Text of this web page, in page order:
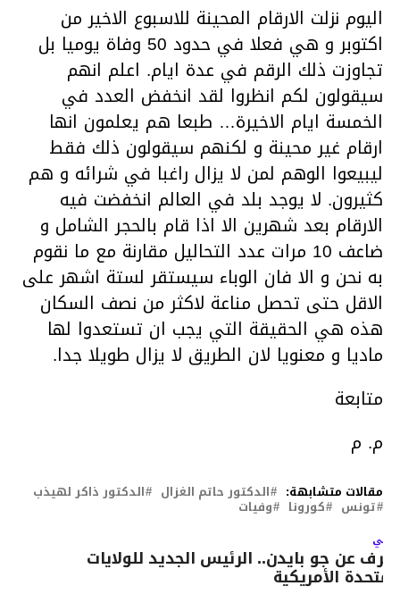
اليوم نزلت الارقام المحينة للاسبوع الاخير من
اكتوبر و هي فعلا في حدود 50 وفاة يوميا بل
تجاوزت ذلك الرقم في عدة ايام. اعلم انهم
سيقولون لكم انظروا لقد انخفض العدد في
الخمسة ايام الاخيرة… طبعا هم يعلمون انها
ارقام غير محينة و لكنهم سيقولون ذلك فقط
ليبيعوا الوهم لمن لا يزال راغبا في شرائه و هم
كثيرون. لا يوجد بلد في العالم انخفضت فيه
الارقام بعد شهرين الا اذا قام بالحجر الشامل و
ضاعف 10 مرات عدد التحاليل مقارنة مع ما نقوم
به نحن و الا فان الوباء سيستقر لستة اشهر على
الاقل حتى تحصل مناعة لاكثر من نصف السكان
هذه هي الحقيقة التي يجب ان تستعدوا لها
ماديا و معنويا لان الطريق لا يزال طويلا جدا.
متابعة
م. م
مقالات متشابهة: الدكتور حاتم الغزال الدكتور ذاكر لهيذب
تونس كورونا وفيات
عن جو بايدن.. الرئيس الجديد للولايات
الأمريكية